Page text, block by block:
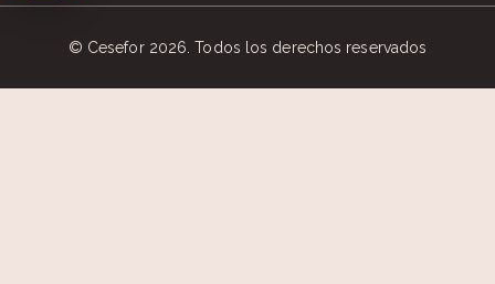
© Cesefor 2026. Todos los derechos reservados